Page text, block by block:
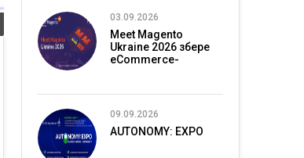
03.09.2026
Meet Magento
Ukraine 2026 збере
eCommerce-
09.09.2026
AUTONOMY: EXPO